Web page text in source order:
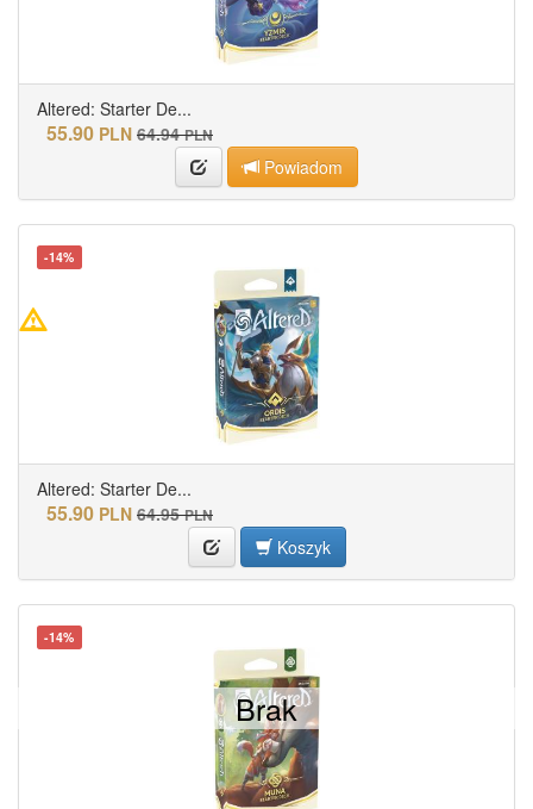
Altered: Starter De...
55.90 PLN 64.94 PLN
Powiadom
-14%
Altered: Starter De...
55.90 PLN 64.95 PLN
Koszyk
-14%
Brak